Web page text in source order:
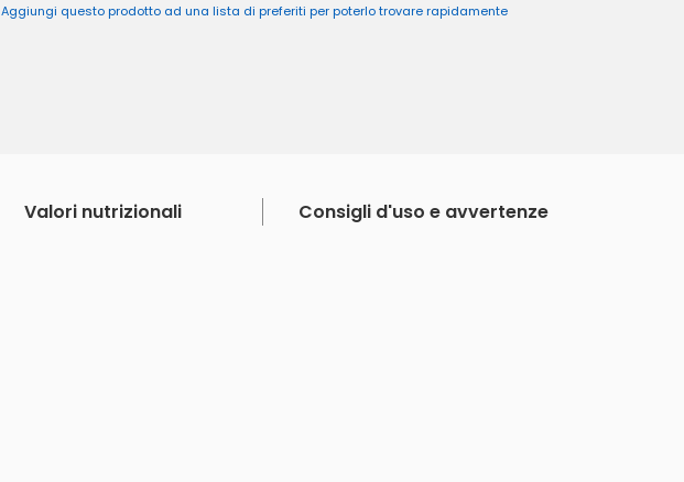
Aggiungi questo prodotto ad una lista di preferiti per poterlo trovare rapidamente
Valori nutrizionali Consigli d'uso e avvertenze